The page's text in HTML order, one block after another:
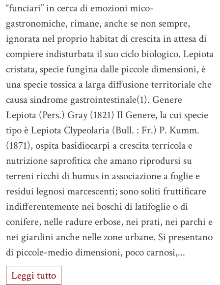
“funciari” in cerca di emozioni mico-
gastronomiche, rimane, anche se non sempre,
ignorata nel proprio habitat di crescita in attesa di
compiere indisturbata il suo ciclo biologico. Lepiota
cristata, specie fungina dalle piccole dimensioni, è
una specie tossica a larga diffusione territoriale che
causa sindrome gastrointestinale(1). Genere
Lepiota (Pers.) Gray (1821) Il Genere, la cui specie
tipo è Lepiota Clypeolaria (Bull. : Fr.) P. Kumm.
(1871), ospita basidiocarpi a crescita terricola e
nutrizione saprofitica che amano riprodursi su
terreni ricchi di humus in associazione a foglie e
residui legnosi marcescenti; sono soliti fruttificare
indifferentemente nei boschi di latifoglie o di
conifere, nelle radure erbose, nei prati, nei parchi e
nei giardini anche nelle zone urbane. Si presentano
di piccole-medio dimensioni, poco carnosi,...
Leggi tutto